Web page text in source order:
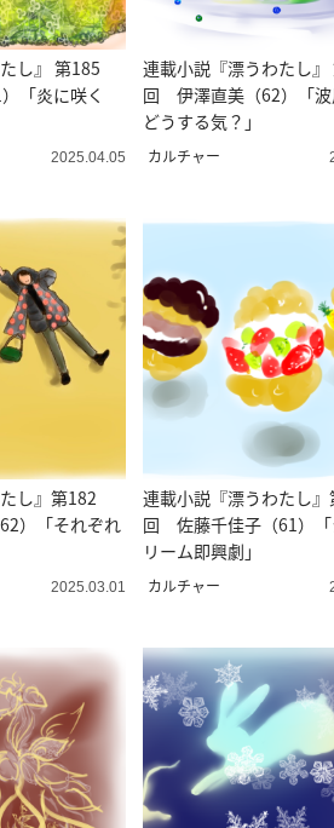
し』 第185
「炎に咲く
2025.04.05
連載小説『漂うわたし』
回 伊澤直美（62）「波
どうする気？」
カルチャー
し』第182
）「それぞれ
2025.03.01
連載小説『漂うわたし』
回 佐藤千佳子（61）「
リーム即興劇」
カルチャー